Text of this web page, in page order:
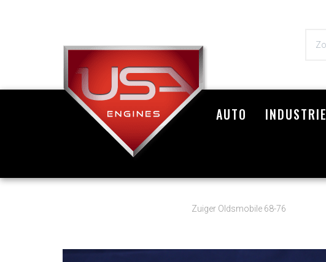
AUTO INDUSTRIE
Zuiger Oldsmobile 68-76